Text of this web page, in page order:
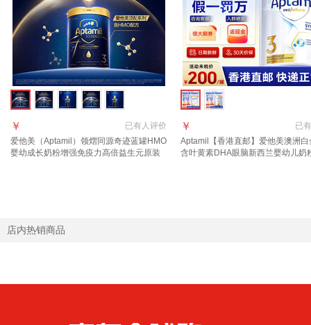
已有人评价
￥
爱他美（Aptamil）领熠同源奇迹蓝罐HMO
婴幼成长奶粉增强免疫力高倍益生元原装
已有
￥
Aptamil【香港直邮】爱他美澳洲白
含叶黄素DHA眼脑新西兰婴幼儿奶
店内热销商品